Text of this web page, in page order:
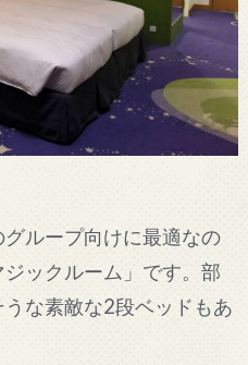
ループ向けに最適なの
ックルーム」です。部
な素敵な2段ベッドもあ